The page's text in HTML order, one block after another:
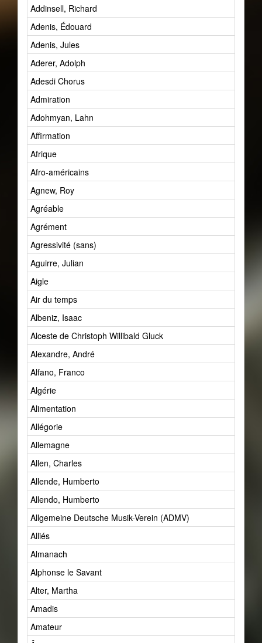
Addinsell, Richard
Adenis, Édouard
Adenis, Jules
Aderer, Adolph
Adesdi Chorus
Admiration
Adohmyan, Lahn
Affirmation
Afrique
Afro-américains
Agnew, Roy
Agréable
Agrément
Agressivité (sans)
Aguirre, Julian
Aigle
Air du temps
Albeniz, Isaac
Alceste de Christoph Willibald Gluck
Alexandre, André
Alfano, Franco
Algérie
Alimentation
Allégorie
Allemagne
Allen, Charles
Allende, Humberto
Allendo, Humberto
Allgemeine Deutsche Musik-Verein (ADMV)
Alliés
Almanach
Alphonse le Savant
Alter, Martha
Amadis
Amateur